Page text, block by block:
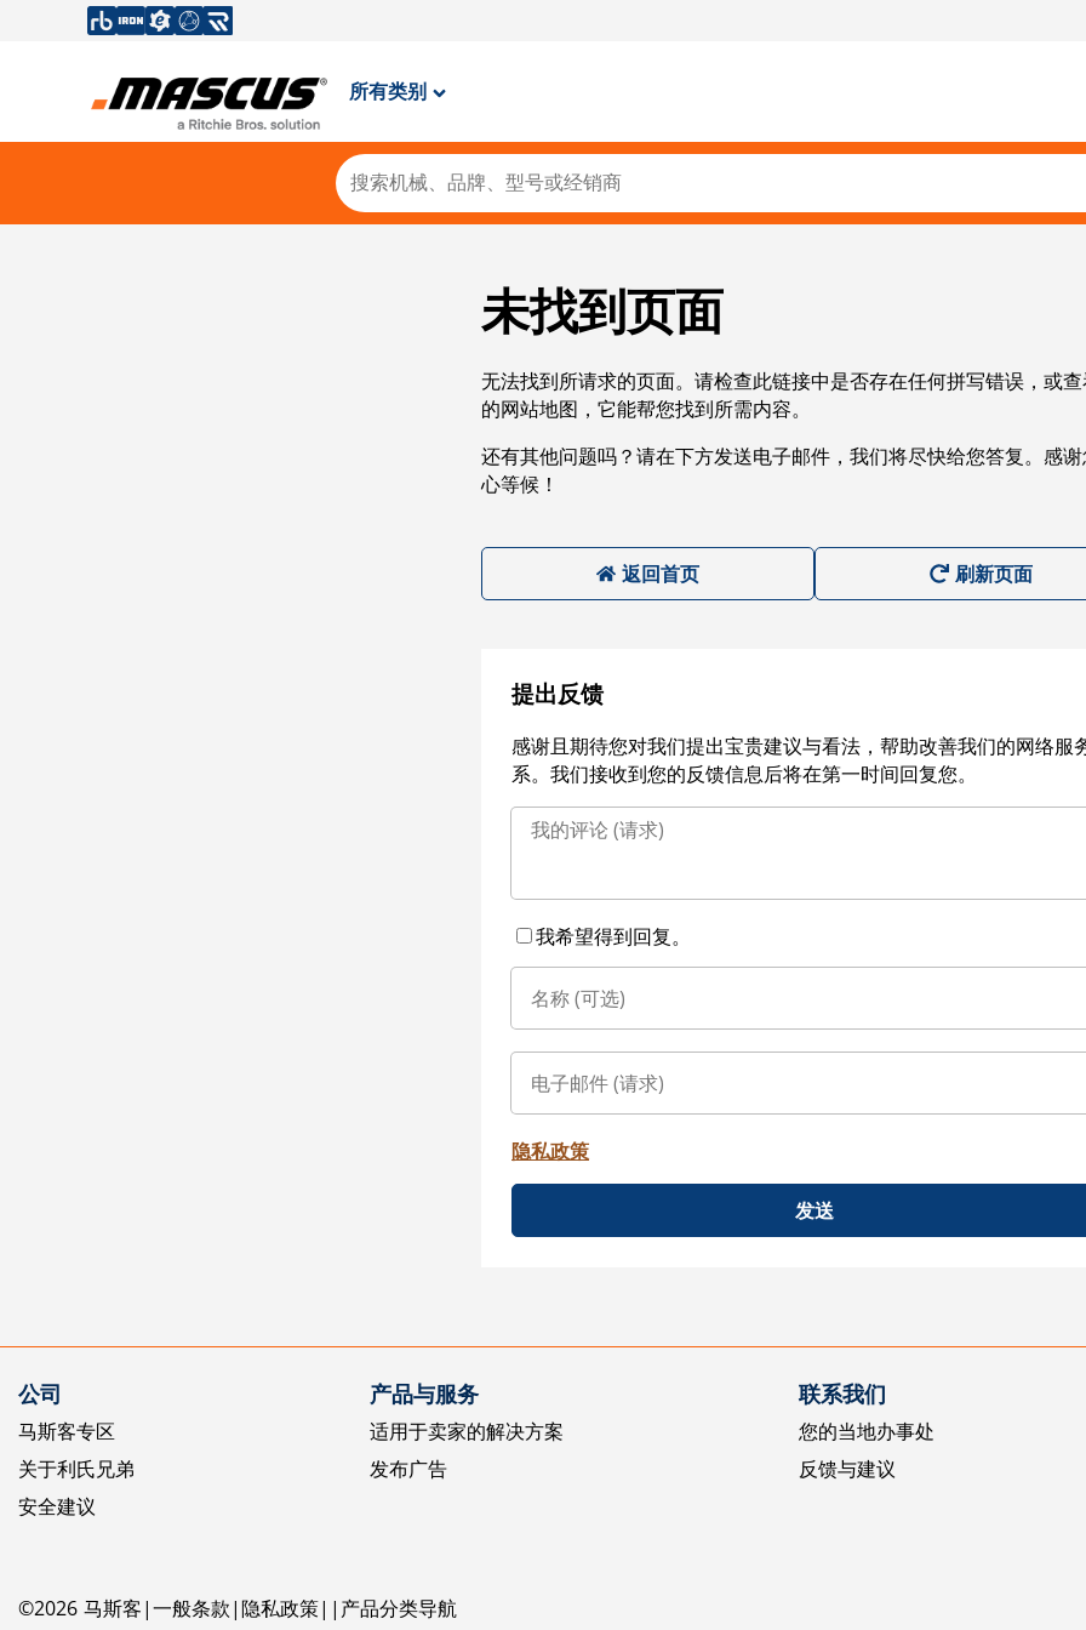
所有类别
未找到页面
无法找到所请求的页面。请检查此链接中是否存在任何拼写错误，或
的网站地图，它能帮您找到所需内容。
还有其他问题吗？请在下方发送电子邮件，我们将尽快给您答复。感
心等候！
返回首页 刷新页面
提出反馈
感谢且期待您对我们提出宝贵建议与看法，帮助改善我们的网络服
系。我们接收到您的反馈信息后将在第一时间回复您。
我希望得到回复。
隐私政策
发送
公司
马斯客专区
关于利氏兄弟
安全建议
产品与服务
适用于卖家的解决方案
发布广告
联系我们
您的当地办事处
反馈与建议
©2026 马斯客 一般条款 隐私政策 产品分类导航